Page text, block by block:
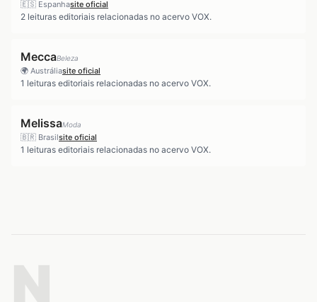
🇪🇸 Espanhasite oficial
2 leituras editoriais relacionadas no acervo VOX.
MeccaBeleza
🌍 Austráliasite oficial
1 leituras editoriais relacionadas no acervo VOX.
MelissaModa
🇧🇷 Brasilsite oficial
1 leituras editoriais relacionadas no acervo VOX.